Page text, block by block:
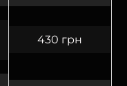
430 грн